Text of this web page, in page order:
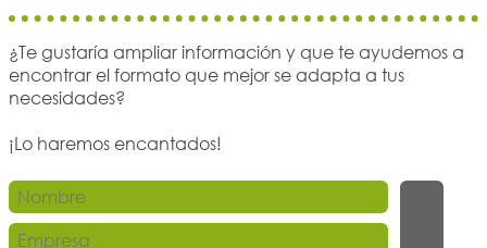
¿Te gustaría ampliar información y que te ayudemos a
encontrar el formato que mejor se adapta a tus
necesidades?
¡Lo haremos encantados!